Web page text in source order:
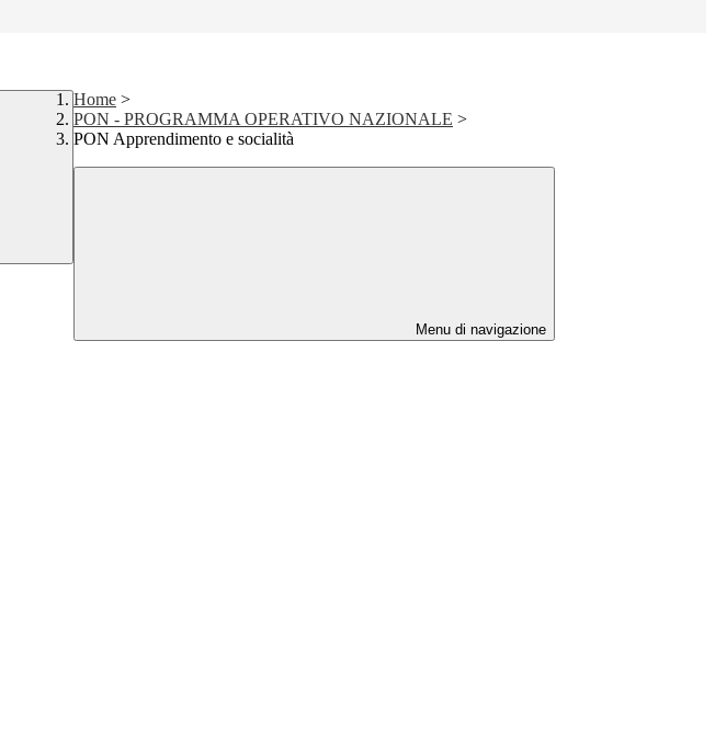
Home >
PON - PROGRAMMA OPERATIVO NAZIONALE >
PON Apprendimento e socialità
Menu di navigazione